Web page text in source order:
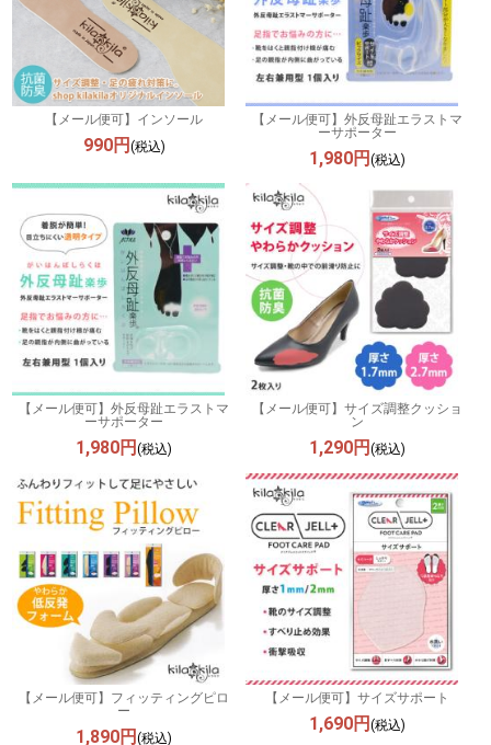
【メール便可】インソール
990円 (税込)
【メール便可】外反母趾エラストマ
ーサポーター
1,980円 (税込)
【メール便可】外反母趾エラストマ
ーサポーター
1,980円(税込)
【メール便可】サイズ調整クッショ
ン
1,290円 (税込)
【メール便可】フィッティングピロ
ー
1,890円(税込)
【メール便可】サイズサポート
1,690円 (税込)